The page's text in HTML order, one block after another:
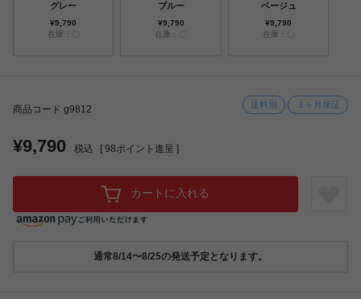
グレー
¥9,790
在庫：〇
ブルー
¥9,790
在庫：〇
ベージュ
¥9,790
在庫：〇
商品コード g9812 送料別 ３ヶ月保証
¥9,790 税込 [ 98ポイント進呈 ]
カートに入れる
通常8/14〜8/25の発送予定となります。